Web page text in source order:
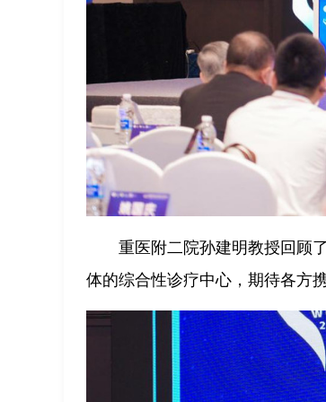
重医附二院孙建明教授回顾
体的综合性诊疗中心，期待各方